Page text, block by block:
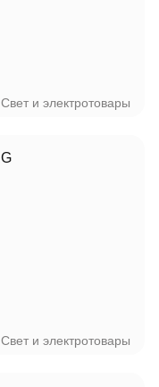
Свет и электротовары
Свет и электротовары